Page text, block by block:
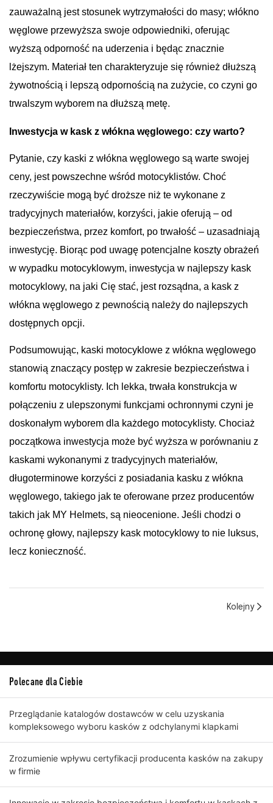
zauważalną jest stosunek wytrzymałości do masy; włókno
węglowe przewyższa swoje odpowiedniki, oferując
wyższą odporność na uderzenia i będąc znacznie
lżejszym. Materiał ten charakteryzuje się również dłuższą
żywotnością i lepszą odpornością na zużycie, co czyni go
trwalszym wyborem na dłuższą metę.
Inwestycja w kask z włókna węglowego: czy warto?
Pytanie, czy kaski z włókna węglowego są warte swojej
ceny, jest powszechne wśród motocyklistów. Choć
rzeczywiście mogą być droższe niż te wykonane z
tradycyjnych materiałów, korzyści, jakie oferują – od
bezpieczeństwa, przez komfort, po trwałość – uzasadniają
inwestycję. Biorąc pod uwagę potencjalne koszty obrażeń
w wypadku motocyklowym, inwestycja w najlepszy kask
motocyklowy, na jaki Cię stać, jest rozsądna, a kask z
włókna węglowego z pewnością należy do najlepszych
dostępnych opcji.
Podsumowując, kaski motocyklowe z włókna węglowego
stanowią znaczący postęp w zakresie bezpieczeństwa i
komfortu motocyklisty. Ich lekka, trwała konstrukcja w
połączeniu z ulepszonymi funkcjami ochronnymi czyni je
doskonałym wyborem dla każdego motocyklisty. Chociaż
początkowa inwestycja może być wyższa w porównaniu z
kaskami wykonanymi z tradycyjnych materiałów,
długoterminowe korzyści z posiadania kasku z włókna
węglowego, takiego jak te oferowane przez producentów
takich jak MY Helmets, są nieocenione. Jeśli chodzi o
ochronę głowy, najlepszy kask motocyklowy to nie luksus,
lecz konieczność.
Kolejny
Polecane dla Ciebie
Przeglądanie katalogów dostawców w celu uzyskania
kompleksowego wyboru kasków z odchylanymi klapkami
Zrozumienie wpływu certyfikacji producenta kasków na zakupy
w firmie